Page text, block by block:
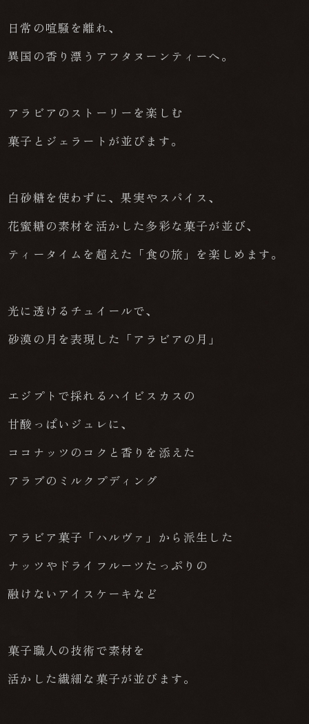
日常の喧騒を離れ、
異国の香り漂うアフタヌーンティーへ。
アラビアのストーリーを楽しむ
菓子とジェラートが並びます。
白砂糖を使わずに、果実やスパイス、
花蜜糖の素材を活かした多彩な菓子が並び、
ティータイムを超えた「食の旅」を楽しめます。
光に透けるチュイールで、
砂漠の月を表現した「アラビアの月」
エジプトで採れるハイビスカスの
甘酸っぱいジュレに、
ココナッツのコクと香りを添えた
アラブのミルクプディング
アラビア菓子「ハルヴァ」から派生した
ナッツやドライフルーツたっぷりの
融けないアイスケーキなど
菓子職人の技術で素材を
活かした繊細な菓子が並びます。